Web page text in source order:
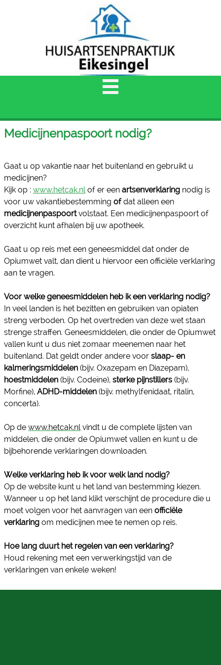
Medicijnenpaspoort nodig?
Gaat u op vakantie naar het buitenland en gebruikt u
medicijnen?
Kijk op : www.hetcak.nl of er een artsenverklaring nodig is
voor uw vakantiebestemming ofdat alleen een
medicijnenpaspoortvolstaat. Een medicijnenpaspoort of
overzicht kunt afhalen bij uw apotheek.
Gaat u op reis met een geneesmiddel dat onder de
Opiumwet valt, dan dient u hiervoor een officiële verklaring
aan te vragen.
Voor welke geneesmiddelen heb ik een verklaring nodig?
In veel landen is het bezitten en gebruiken van opiaten
streng verboden. Op het overtreden van deze wet staan
strenge straffen. Geneesmiddelen, die onder de Opiumwet
vallen kunt u dus niet zomaar meenemen naar het
buitenland. Dat geldt onder andere voor slaap- en
kalmeringsmiddelen (bijv. Oxazepam en Diazepam),
hoestmiddelen (bijv. Codeïne), sterke pijnstillers (bijv.
Morfine), ADHD-middelen (bijv. methylfenidaat, ritalin,
concerta).
Op de www.hetcak.nl vindt u de complete lijsten van
middelen, die onder de Opiumwet vallen en kunt u de
bijbehorende verklaringen downloaden.
Welke verklaring heb ik voor welk land nodig?
Op de website kunt u het land van bestemming kiezen.
Wanneer u op het land klikt verschijnt de procedure die u
moet volgen voor het aanvragen van een officiële
verklaring om medicijnen mee te nemen op reis.
Hoe lang duurt het regelen van een verklaring?
Houd rekening met een verwerkingstijd van de
verklaringen van enkele weken!